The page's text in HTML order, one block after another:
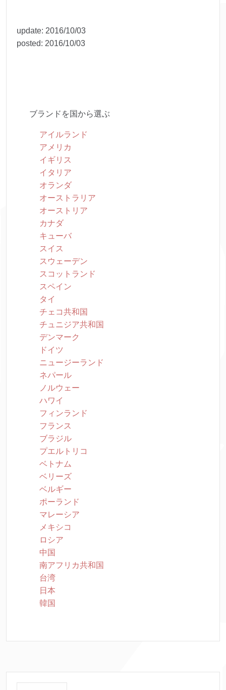
update: 2016/10/03
posted: 2016/10/03
ブランドを国から選ぶ
アイルランド
アメリカ
イギリス
イタリア
オランダ
オーストラリア
オーストリア
カナダ
キューバ
スイス
スウェーデン
スコットランド
スペイン
タイ
チェコ共和国
チュニジア共和国
デンマーク
ドイツ
ニュージーランド
ネパール
ノルウェー
ハワイ
フィンランド
フランス
ブラジル
プエルトリコ
ベトナム
ベリーズ
ベルギー
ポーランド
マレーシア
メキシコ
ロシア
中国
南アフリカ共和国
台湾
日本
韓国